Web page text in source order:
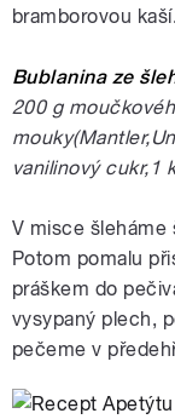
bramborovou kaší.
Bublanina ze
200 g
vanilinový cukr,1
V misce šleháme
Potom pomalu
práškem do
vysypaný plech,
pečeme v